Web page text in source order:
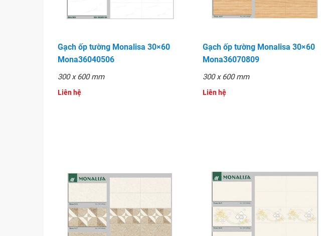
Gạch ốp tường Monalisa 30×60
Mona36040506
300 x 600 mm
Liên hệ
Gạch ốp tường Monalisa 30×60
Mona36070809
300 x 600 mm
Liên hệ